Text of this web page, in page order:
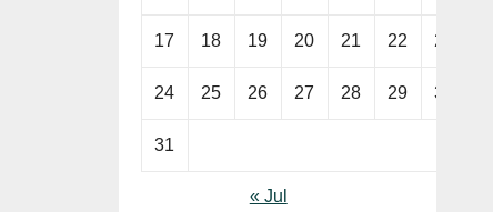
17 18 19 20 21 22 23
24 25 26 27 28 29 30
31
« Jul